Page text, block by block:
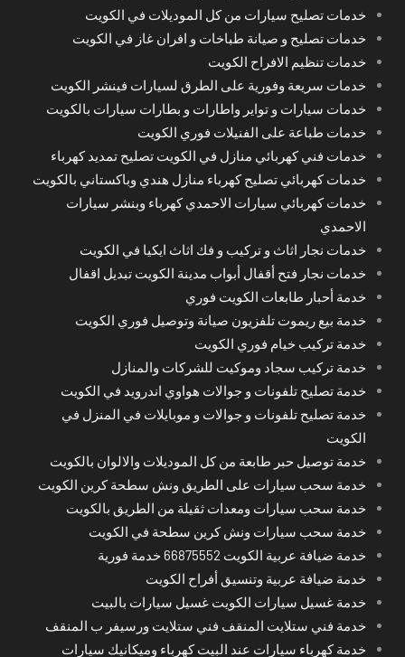
خدمات تصليح سيارات من كل الموديلات في الكويت
خدمات تصليح و صيانة طباخات و افران غاز في الكويت
خدمات تنظيم الافراح الكويت
خدمات سريعة وفورية على الطرق لسيارات فينشر الكويت
خدمات سيارات و تواير واطارات و بطارات سيارات بالكويت
خدمات طباعة على الفنيلات فوري الكويت
خدمات فني كهربائي منازل في الكويت تصليح تمديد كهرباء
خدمات كهربائي تصليح كهرباء منازل هندي وباكستاني بالكويت
خدمات كهربائي سيارات الاحمدي كهرباء وبنشر سيارات
الاحمدي
خدمات نجار اثاث و تركيب و فك اثاث ايكيا في الكويت
خدمات نجار فتح أقفال أبواب مدينة الكويت تبديل اقفال
خدمة أحبار طابعات الكويت فوري
خدمة بيع ريموت تلفزيون صيانة وتوصيل فوري الكويت
خدمة تركيب خيام فوري الكويت
خدمة تركيب سجاد وموكيت للشركات والمنازل
خدمة تصليح تلفونات و جوالات هواوي اندرويد في الكويت
خدمة تصليح تلفونات و جوالات و موبايلات في المنزل في
الكويت
خدمة توصيل حبر طابعة من كل الموديلات والالوان بالكويت
خدمة سحب سيارات على الطريق ونش سطحة كرين الكويت
خدمة سحب سيارات ومعدات ثقيلة من الطريق بالكويت
خدمة سحب سيارات ونش كرين سطحة في الكويت
خدمة ضيافة عربية الكويت 66875552 خدمة فورية
خدمة ضيافة عربية وتنسيق أفراح الكويت
خدمة غسيل سيارات الكويت غسيل سيارات بالبيت
خدمة فني ستلايت المنقف فني ستلايت ورسيفر ب المنقف
خدمة كهرباء سيارات عند البيت كهرباء وميكانيك سيارات